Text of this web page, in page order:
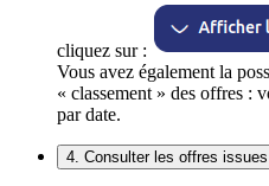
cliquez sur :
Vous avez également la
« classement » des offres :
par date.
4. Consulter les offres